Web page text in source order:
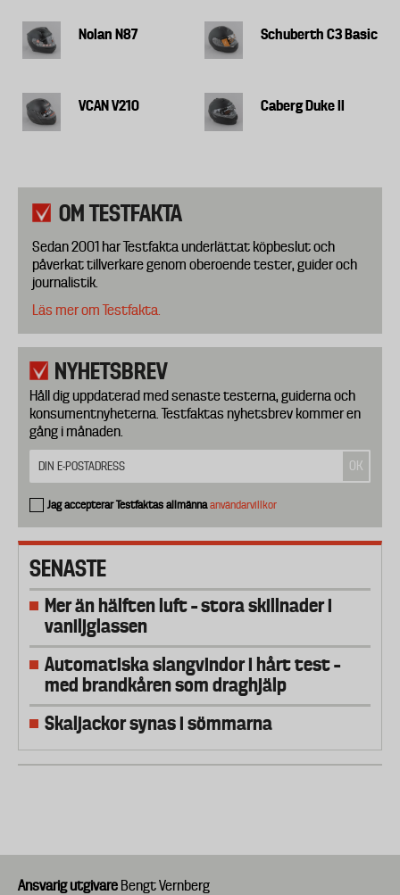
Nolan N87 Schuberth C3 Basic
VCAN V210 Caberg Duke II
OM TESTFAKTA
Sedan 2001 har Testfakta underlättat köpbeslut och
påverkat tillverkare genom oberoende tester, guider och
journalistik.
Läs mer om Testfakta.
NYHETSBREV
Håll dig uppdaterad med senaste testerna, guiderna och
konsumentnyheterna. Testfaktas nyhetsbrev kommer en
gång i månaden.
Jag accepterar Testfaktas allmännaanvändarvillkor
SENASTE
Mer än hälften luft – stora skillnader i
vaniljglassen
Automatiska slangvindor i hårt test –
med brandkåren som draghjälp
Skaljackor synas i sömmarna
Ansvarig utgivare Bengt Vernberg